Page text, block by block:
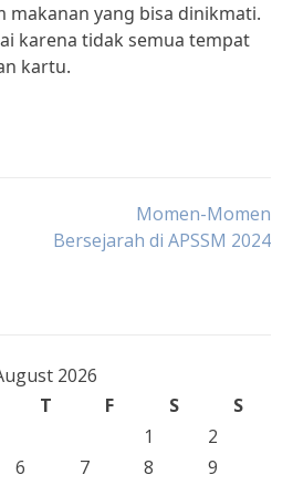
makanan yang bisa dinikmati.
karena tidak semua tempat
kartu.
Momen-Momen
Bersejarah di APSSM 2024
2026
T F S
S
1
2
6 7 8
9